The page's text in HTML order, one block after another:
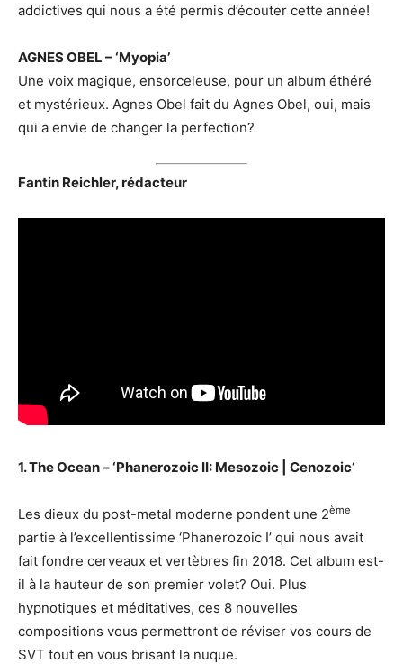
addictives qui nous a été permis d’écouter cette année!
AGNES OBEL – ‘Myopia’
Une voix magique, ensorceleuse, pour un album éthéré
et mystérieux. Agnes Obel fait du Agnes Obel, oui, mais
qui a envie de changer la perfection?
Fantin Reichler, rédacteur
1. The Ocean – ‘Phanerozoic II: Mesozoic | Cenozoic‘
Les dieux du post-metal moderne pondent une 2ème
partie à l’excellentissime ‘Phanerozoic I’ qui nous avait
fait fondre cerveaux et vertèbres fin 2018. Cet album est-
il à la hauteur de son premier volet? Oui. Plus
hypnotiques et méditatives, ces 8 nouvelles
compositions vous permettront de réviser vos cours de
SVT tout en vous brisant la nuque.